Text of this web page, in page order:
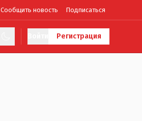
Сообщить новость Подписаться
Регистрация